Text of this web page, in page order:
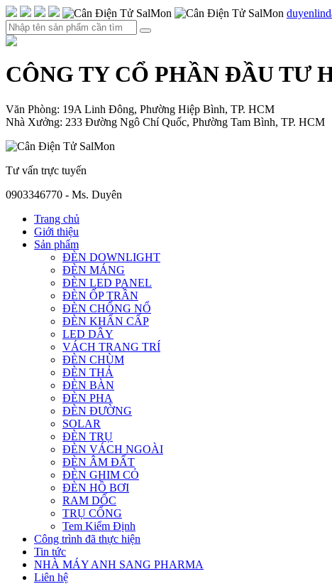
CÔNG TY CỔ PHẦN ĐẦU TƯ
Văn Phòng: 19A Linh Đông, Phường Hiệp Bình, TP. HCM
Nhà Xưởng: 233 Đường Ngô Chí Quốc, Phường Tam Bình, TP. HCM
Tư vấn trực tuyến
0903346770 - Ms. Duyên
Trang chủ
Giới thiệu
Sản phẩm
ĐÈN DOWNLIGHT
ĐÈN MÁNG
ĐÈN LED PANEL
ĐÈN ỐP TRẦN
ĐÈN CHỐNG NỔ
ĐÈN KHẨN CẤP
LED DÂY
VÁCH TRANG TRÍ
ĐÈN CHÙM
ĐÈN THẢ
ĐÈN BÀN
ĐÈN PHA
ĐÈN ĐƯỜNG
SOLAR
ĐÈN TRỤ
ĐÈN VÁCH NGOÀI
ĐÈN ÂM ĐẤT
ĐÈN GHIM CỎ
ĐÈN HỒ BƠI
RAM DỐC
TRỤ CỔNG
Tem Kiểm Định
Công trình đã thực hiện
Tin tức
NHÀ MÁY ANH SANG PHARMA
Liên hệ